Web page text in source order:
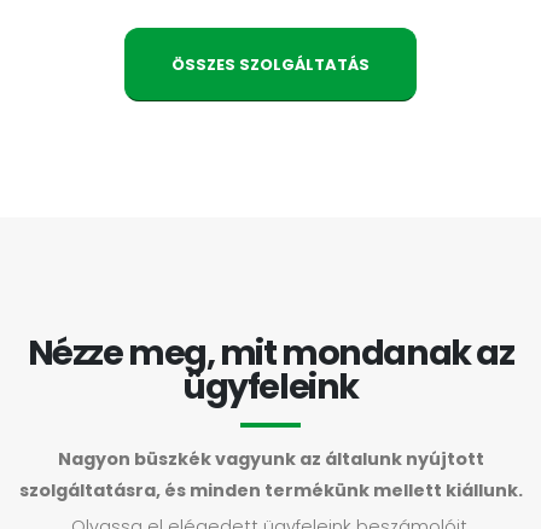
ÖSSZES SZOLGÁLTATÁS
Nézze meg, mit mondanak az
ügyfeleink
Nagyon büszkék vagyunk az általunk nyújtott
szolgáltatásra, és minden termékünk mellett kiállunk.